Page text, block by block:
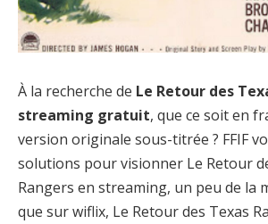
À la recherche de Le Retour des
streaming gratuit, que ce soit en
version originale sous-titrée ? FFIF
solutions pour visionner Le Retour
Rangers en streaming, un peu de la
que sur wiflix, Le Retour des Texas